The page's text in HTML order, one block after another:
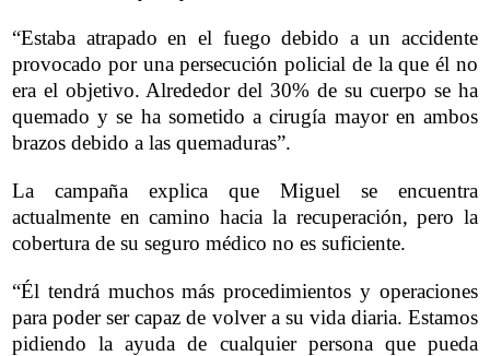
“Estaba atrapado en el fuego debido a un accidente
provocado por una persecución policial de la que él no
era el objetivo. Alrededor del 30% de su cuerpo se ha
quemado y se ha sometido a cirugía mayor en ambos
brazos debido a las quemaduras”.
La campaña explica que Miguel se encuentra
actualmente en camino hacia la recuperación, pero la
cobertura de su seguro médico no es suficiente.
“Él tendrá muchos más procedimientos y operaciones
para poder ser capaz de volver a su vida diaria. Estamos
pidiendo la ayuda de cualquier persona que pueda